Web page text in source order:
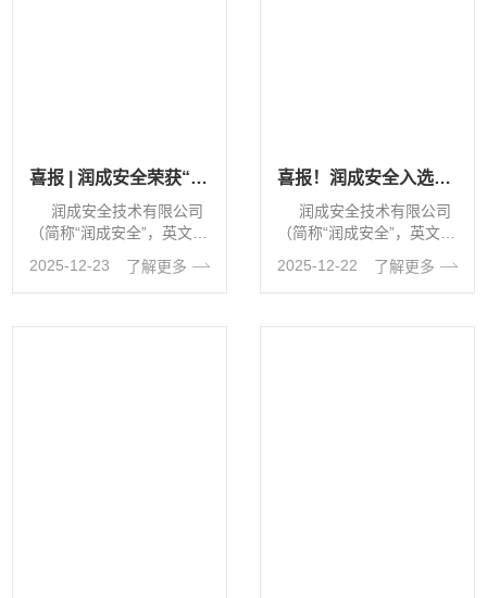
喜报 | 润成安全荣获“铸盾之星”潜力企业奖！
润成安全技术有限公司
（简称“润成安全”，英文缩
2025-12-23 了解更多
喜报！润成安全入选天津市高新技术企业名单!
润成安全技术有限公司
（简称“润成安全”，英文缩
2025-12-22 了解更多